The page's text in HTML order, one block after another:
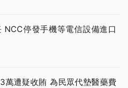
NCC停發手機等電信設備進口
萬遭疑收賄 為民眾代墊醫藥費